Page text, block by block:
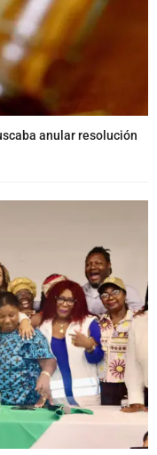
anular resolución